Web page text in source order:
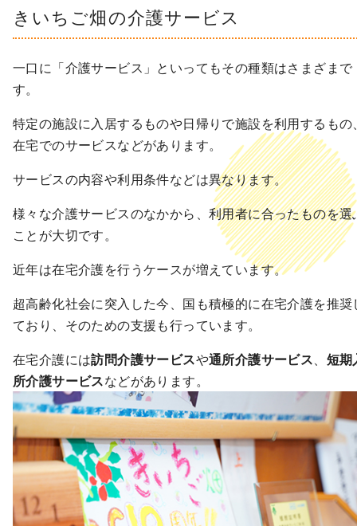
きいちご畑の介護サービス
一口に「介護サービス」といってもその種類はさまざまで
す。
特定の施設に入居するものや日帰りで施設を利用するもの
在宅でのサービスなどがあります。
サービスの内容や利用条件などは異なります。
様々な介護サービスのなかから、利用者に合ったものを選
ことが大切です。
近年は在宅介護を行うケースが増えています。
超高齢化社会に突入した今、国も積極的に在宅介護を推奨
ており、そのための支援も行っています。
在宅介護には訪問介護サービスや通所介護サービス
短期
所介護サービスなどがあります。